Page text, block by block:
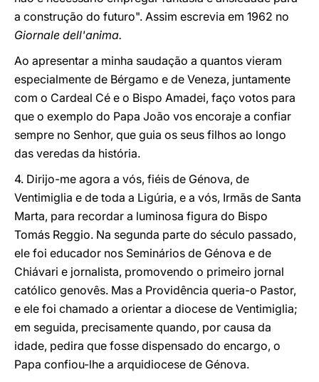
a construção do futuro". Assim escrevia em 1962 no
Giornale dell'anima.
Ao apresentar a minha saudação a quantos vieram
especialmente de Bérgamo e de Veneza, juntamente
com o Cardeal Cé e o Bispo Amadei, faço votos para
que o exemplo do Papa João vos encoraje a confiar
sempre no Senhor, que guia os seus filhos ao longo
das veredas da história.
4. Dirijo-me agora a vós, fiéis de Génova, de
Ventimiglia e de toda a Ligúria, e a vós, Irmãs de Santa
Marta, para recordar a luminosa figura do Bispo
Tomás Reggio. Na segunda parte do século passado,
ele foi educador nos Seminários de Génova e de
Chiávari e jornalista, promovendo o primeiro jornal
católico genovês. Mas a Providência queria-o Pastor,
e ele foi chamado a orientar a diocese de Ventimiglia;
em seguida, precisamente quando, por causa da
idade, pedira que fosse dispensado do encargo, o
Papa confiou-lhe a arquidiocese de Génova.